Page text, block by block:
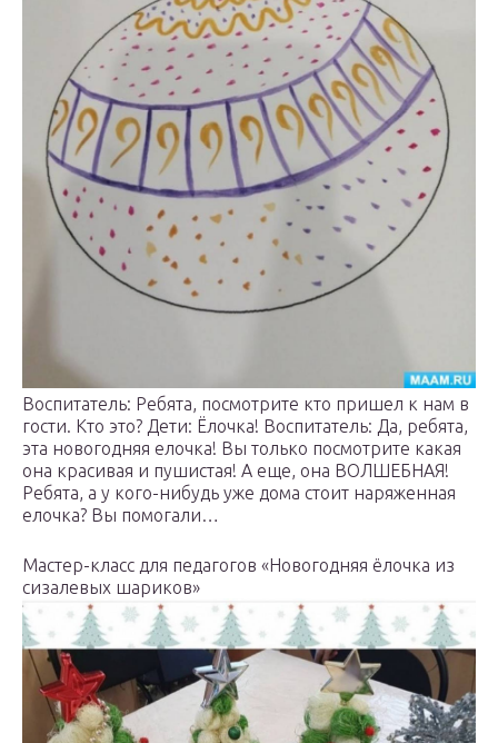
Воспитатель: Ребята, посмотрите кто пришел к нам в
гости. Кто это? Дети: Ёлочка! Воспитатель: Да, ребята,
эта новогодняя елочка! Вы только посмотрите какая
она красивая и пушистая! А еще, она ВОЛШЕБНАЯ!
Ребята, а у кого-нибудь уже дома стоит наряженная
елочка? Вы помогали…
Мастер-класс для педагогов «Новогодняя ёлочка из
сизалевых шариков»